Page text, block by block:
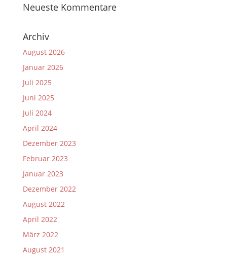
Neueste Kommentare
Archiv
August 2026
Januar 2026
Juli 2025
Juni 2025
Juli 2024
April 2024
Dezember 2023
Februar 2023
Januar 2023
Dezember 2022
August 2022
April 2022
März 2022
August 2021